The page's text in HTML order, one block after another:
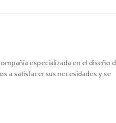
especializada en el diseño
a satisfacer sus necesidades y se